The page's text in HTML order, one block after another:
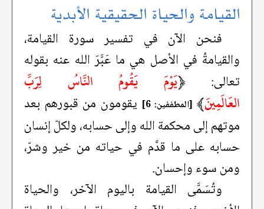
القيامة والحياة الحقيقية الأبدية
فنحن الآن في تفسير سورة القيامة،
والقيامةُ في الأصل هي ما عَبَّرَ الله عنه بقوله
تعالى: ﴿يَوْمَ يَقُومُ النَّاسُ لِرَبِّ
العَالَمِينَ﴾ [المطففين: 6]
يقومون من قبورهم بعد
موتهم إلى محكمة الله وإلى حسابه، ولكلّ إنسان
حسابه على ما قدَّم في حياته من خير وشرّ،
ومن سوء وإحسان.
وتُسَمَّى القيامة باليوم الآخر، والحياة